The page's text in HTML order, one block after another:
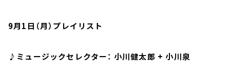
9月1日（月）プレイリスト
♪ミュージックセレクター： 小川健太郎 + 小川泉